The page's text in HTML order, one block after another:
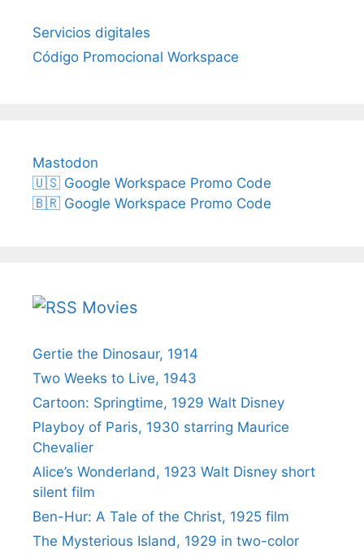
Servicios digitales
Código Promocional Workspace
Mastodon
🇺🇸 Google Workspace Promo Code
🇧🇷 Google Workspace Promo Code
Movies
Gertie the Dinosaur, 1914
Two Weeks to Live, 1943
Cartoon: Springtime, 1929 Walt Disney
Playboy of Paris, 1930 starring Maurice
Chevalier
Alice’s Wonderland, 1923 Walt Disney short
silent film
Ben-Hur: A Tale of the Christ, 1925 film
The Mysterious Island, 1929 in two-color